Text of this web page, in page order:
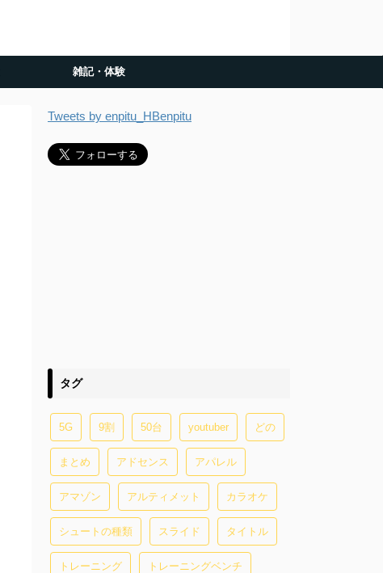
雑記・体験
Tweets by enpitu_HBenpitu
タグ
5G 9割 50台 youtuber どの
まとめ アドセンス アパレル
アマゾン アルティメット カラオケ
シュートの種類 スライド タイトル
トレーニング トレーニングベンチ